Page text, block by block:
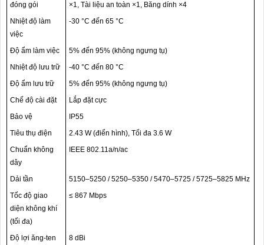
đóng gói
×1, Tài liệu an toàn ×1, Băng dính ×4
Nhiệt độ làm
việc
-30 °C đến 65 °C
Độ ẩm làm việc
5% đến 95% (không ngưng tụ)
Nhiệt độ lưu trữ
-40 °C đến 80 °C
Độ ẩm lưu trữ
5% đến 95% (không ngưng tụ)
Chế độ cài đặt
Lắp đặt cực
Bảo vệ
IP55
Tiêu thụ điện
2.43 W (điển hình), Tối đa 3.6 W
Chuẩn không
dây
IEEE 802.11a/n/ac
Dải tần
5150–5250 / 5250–5350 / 5470–5725 / 5725–5825 MHz
Tốc độ giao
diện không khí
(tối đa)
≤ 867 Mbps
Độ lợi ăng-ten 8 dBi